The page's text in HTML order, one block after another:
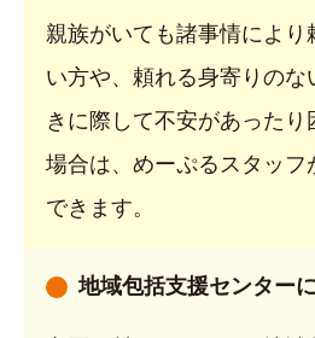
親族がいても諸事情によ
い方や、頼れる身寄りの
きに際して不安があった
場合は、めーぷるスタッフ
できます。
地域包括支援センター